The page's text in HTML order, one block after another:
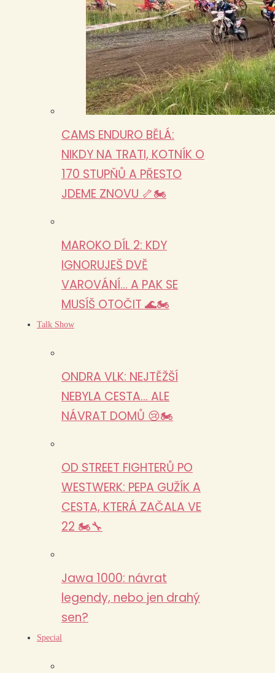
CAMS ENDURO BĚLÁ:
NIKDY NA TRATI, KOTNÍK O
170 STUPŇŮ A PŘESTO
JDEME ZNOVU 🦴🏍️
MAROKO DÍL 2: KDY
IGNORUJEŠ DVĚ
VAROVÁNÍ… A PAK SE
MUSÍŠ OTOČIT 🌊🏍️
Talk Show
ONDRA VLK: NEJTĚŽŠÍ
NEBYLA CESTA… ALE
NÁVRAT DOMŮ 😢🏍️
OD STREET FIGHTERŮ PO
WESTWERK: PEPA GUŽÍK A
CESTA, KTERÁ ZAČALA VE
22 🏍️🔧
Jawa 1000: návrat
legendy, nebo jen drahý
sen?
Special